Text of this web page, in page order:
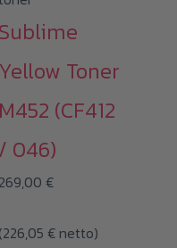
Sublime
Yellow Toner
M452 (CF412
/ 046)
269,00 €
(226,05 € netto)